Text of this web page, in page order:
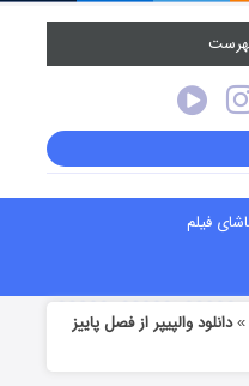
فیلم
»دانلود والپیپر از فصل پاییز